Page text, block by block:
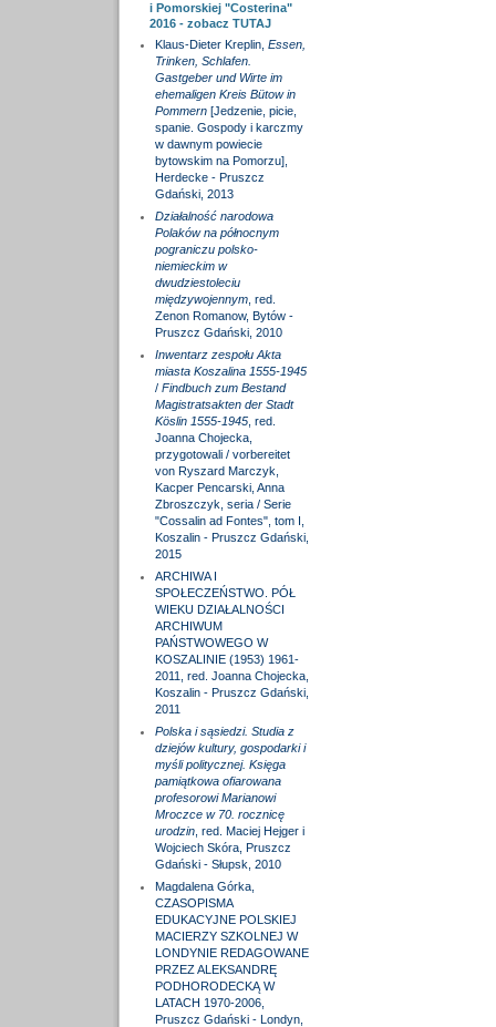
i Pomorskiej "Costerina"
2016 - zobacz TUTAJ
Klaus-Dieter Kreplin, Essen,
Trinken, Schlafen.
Gastgeber und Wirte im
ehemaligen Kreis Bütow in
Pommern[Jedzenie, picie,
spanie. Gospody i karczmy
w dawnym powiecie
bytowskim na Pomorzu],
Herdecke - Pruszcz
Gdański, 2013
Działalność narodowa
Polaków na północnym
pograniczu polsko-
niemieckim w
dwudziestoleciu
międzywojennym, red.
Zenon Romanow, Bytów -
Pruszcz Gdański, 2010
Inwentarz zespołu Akta
miasta Koszalina 1555-1945
/ Findbuch zum Bestand
Magistratsakten der Stadt
Köslin 1555-1945, red.
Joanna Chojecka,
przygotowali / vorbereitet
von Ryszard Marczyk,
Kacper Pencarski, Anna
Zbroszczyk, seria / Serie
"Cossalin ad Fontes", tom I,
Koszalin - Pruszcz Gdański,
2015
ARCHIWA I
SPOŁECZEŃSTWO. PÓŁ
WIEKU DZIAŁALNOŚCI
ARCHIWUM
PAŃSTWOWEGO W
KOSZALINIE (1953) 1961-
2011, red. Joanna Chojecka,
Koszalin - Pruszcz Gdański,
2011
Polska i sąsiedzi. Studia z
dziejów kultury, gospodarki i
myśli politycznej. Księga
pamiątkowa ofiarowana
profesorowi Marianowi
Mroczce w 70. rocznicę
urodzin, red. Maciej Hejger i
Wojciech Skóra, Pruszcz
Gdański - Słupsk, 2010
Magdalena Górka,
CZASOPISMA
EDUKACYJNE POLSKIEJ
MACIERZY SZKOLNEJ W
LONDYNIE REDAGOWANE
PRZEZ ALEKSANDRĘ
PODHORODECKĄ W
LATACH 1970-2006,
Pruszcz Gdański - Londyn,